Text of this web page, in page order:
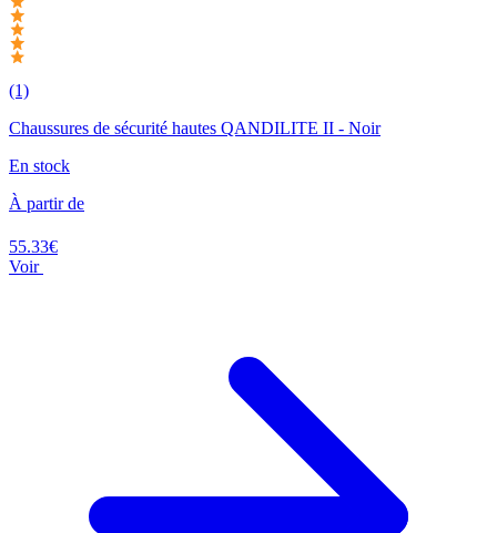
(1)
Chaussures de sécurité hautes QANDILITE II - Noir
En stock
À partir de
55.33€
Voir